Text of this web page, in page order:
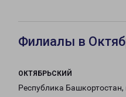
Филиалы в
ОКТЯБРЬСКИЙ
Республика Башкортостан,